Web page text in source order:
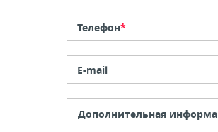
Телефон*
E-mail